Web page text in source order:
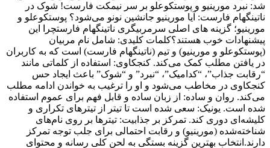
شد: نبرد مورینیو و پوستکوعلو بر سر نیمکت فارست! شوک در
ناتینگهام فارست: آیا مورینیو جانشین نونو می‌شود؟ پوستکوعلو و
مورینیو؛ گزینه های اصلی سرمربیگری ناتینگهام فارستچرا این
پیشنهادات خوب هستند؟کلمات کلیدی: شامل نام مربیان
(پوستکوعلو و مورینیو) و تیم (ناتینگهام فارست) است که به کاربران
در یافتن مطلب کمک می‌کند. کنجکاوی: استفاده از کلماتی مانند
“رقابت جذاب”، “کدامیک”، “نبرد” و “شوک” باعث ایجاد حس
کنجکاوی در مخاطب می‌شود و او را ترغیب به خواندن ادامه مطلب
می‌کند. روان و ساده: از زبان ساده و قابل فهم برای عموم استفاده
شده است. یونیک: سعی شده است تا تیتر از تیترهای تکراری و
کلیشه‌ای دوری کند. تمرکز بر جذابیت: تیترها بر روی نام‌های
شناخته‌شده (مورینیو) و رقابت احتمالی برای جلب توجه تمرکز
دارند.انتخاب بهترین گزینه بستگی به لحن کلی رسانه و محتوای